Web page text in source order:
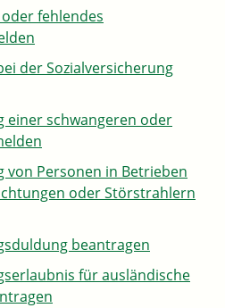
fehlendes
der Sozialversicherung
einer schwangeren oder
von Personen in Betrieben
oder Störstrahlern
beantragen
für ausländische